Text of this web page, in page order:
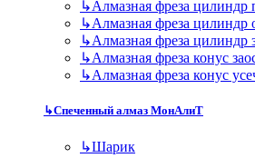
↳Алмазная фреза цилиндр
↳Алмазная фреза цилиндр
↳Алмазная фреза цилиндр
↳Алмазная фреза конус
↳Алмазная фреза конус
↳Спеченный алмаз МонАлиТ
↳Шарик